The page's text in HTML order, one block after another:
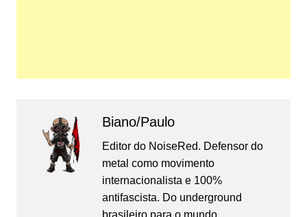
Biano/Paulo
Editor do NoiseRed. Defensor do
metal como movimento
internacionalista e 100%
antifascista. Do underground
brasileiro para o mundo,